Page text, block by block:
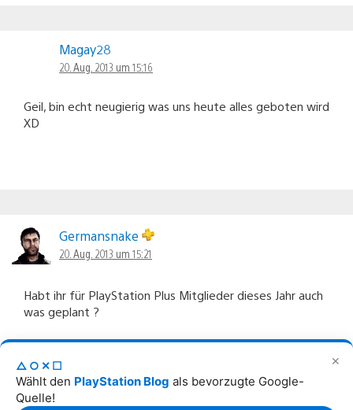
✕
△○✕☐
Wählt den PlayStation Blog als bevorzugte Google-
Quelle!
Magay28
20. Aug. 2013 um 15:16
Geil, bin echt neugierig was uns heute alles geboten wird
XD
Germansnake
20. Aug. 2013 um 15:21
Habt ihr für PlayStation Plus Mitglieder dieses Jahr auch
was geplant ?